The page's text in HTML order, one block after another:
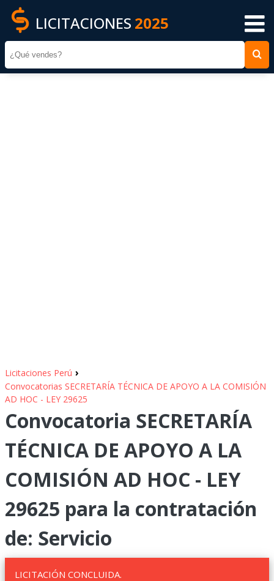
LICITACIONES 2025
Licitaciones Perú ›
Convocatorias SECRETARÍA TÉCNICA DE APOYO A LA COMISIÓN
AD HOC - LEY 29625
Convocatoria SECRETARÍA
TÉCNICA DE APOYO A LA
COMISIÓN AD HOC - LEY
29625 para la contratación
de: Servicio
LICITACIÓN CONCLUIDA.